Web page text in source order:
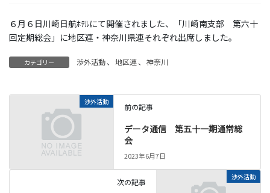
６月６日川崎日航ﾎﾃﾙにて開催されました、「川崎南支部 第六十
回定期総会」に地区連・神奈川県連それぞれ出席しました。
カテゴリー 渉外活動、 地区連、 神奈川
渉外活動
前の記事
データ通信 第五十一期通常総
会
2023年6月7日
渉外活動
次の記事